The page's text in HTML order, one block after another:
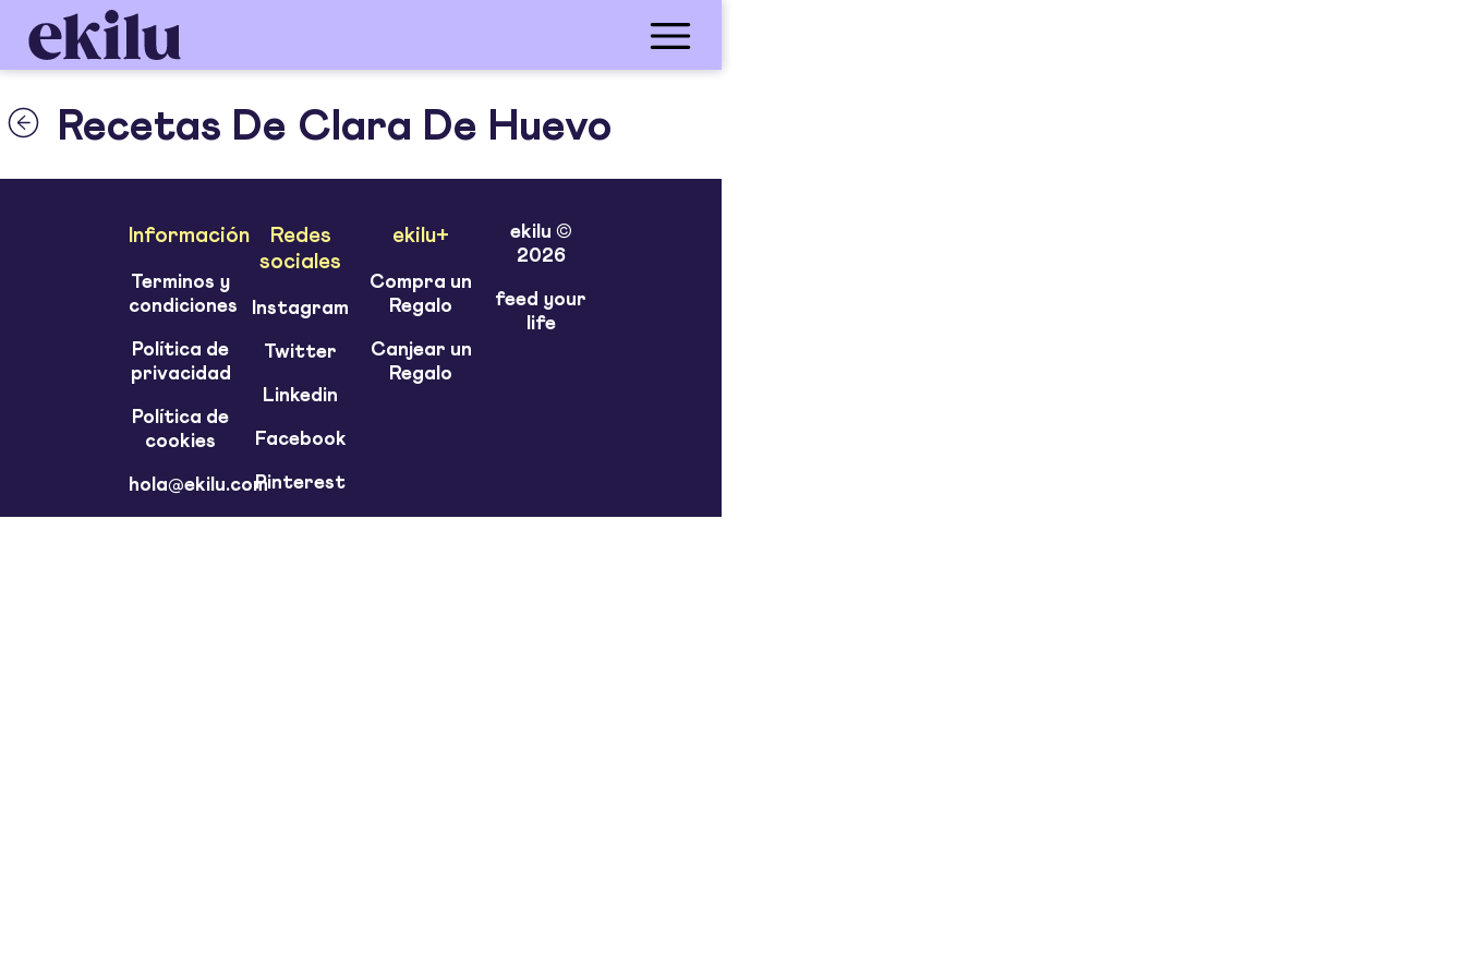
Recetas De Clara De Huevo
Información
Terminos y
condiciones
Política de
privacidad
Política de
cookies
hola@ekilu.com
Redes
sociales
Instagram
Twitter
Linkedin
Facebook
Pinterest
ekilu+
Compra un
Regalo
Canjear un
Regalo
ekilu ©
2026
feed your
life